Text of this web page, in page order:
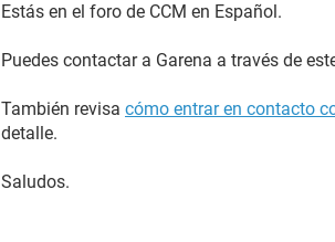
Estás en el foro de CCM en Español.
Puedes contactar a Garena a través de
También revisa cómo entrar en contacto
detalle.
Saludos.